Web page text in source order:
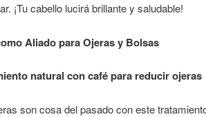
¡Tu cabello lucirá brillante y saludable!
Aliado para Ojeras y Bolsas
natural con café para reducir ojeras
son cosa del pasado con este